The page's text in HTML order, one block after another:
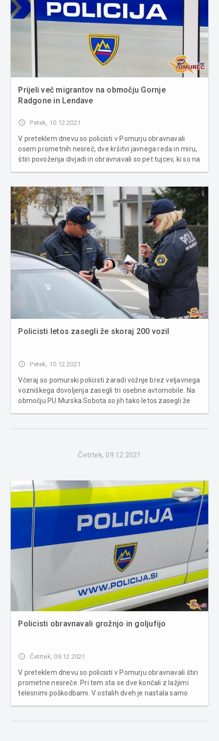
Prijeli več migrantov na območju Gornje
Radgone in Lendave
access_time Petek, 10.12.2021
V preteklem dnevu so policisti v Pomurju obravnavali
osem prometnih nesreč, dve kršitvi javnega reda in miru,
štiri povoženja divjadi in obravnavali so pet tujcev, ki so na
škoda, v...
Policisti letos zasegli že skoraj 200 vozil
access_time Petek, 10.12.2021
Včeraj so pomurski policisti zaradi vožnje brez veljavnega
vozniškega dovoljenja zasegli tri osebne avtomobile. Na
območju PU Murska Sobota so jih tako letos zasegli že
Četrtek, 09.12.2021
Policisti obravnavali grožnjo in goljufijo
access_time Četrtek, 09.12.2021
V preteklem dnevu so policisti v Pomurju obravnavali štiri
prometne nesreče. Pri tem sta se dve končali z lažjimi
telesnimi poškodbami. V ostalih dveh je nastala samo